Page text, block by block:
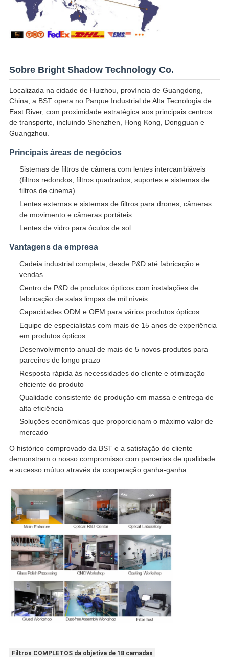
Sobre Bright Shadow Technology Co.
Localizada na cidade de Huizhou, província de Guangdong,
China, a BST opera no Parque Industrial de Alta Tecnologia de
East River, com proximidade estratégica aos principais centros
de transporte, incluindo Shenzhen, Hong Kong, Dongguan e
Guangzhou.
Principais áreas de negócios
Sistemas de filtros de câmera com lentes intercambiáveis ​​
(filtros redondos, filtros quadrados, suportes e sistemas de
filtros de cinema)
Lentes externas e sistemas de filtros para drones, câmeras
de movimento e câmeras portáteis
Lentes de vidro para óculos de sol
Vantagens da empresa
Cadeia industrial completa, desde P&D até fabricação e
vendas
Centro de P&D de produtos ópticos com instalações de
fabricação de salas limpas de mil níveis
Capacidades ODM e OEM para vários produtos ópticos
Equipe de especialistas com mais de 15 anos de experiência
em produtos ópticos
Desenvolvimento anual de mais de 5 novos produtos para
parceiros de longo prazo
Resposta rápida às necessidades do cliente e otimização
eficiente do produto
Qualidade consistente de produção em massa e entrega de
alta eficiência
Soluções econômicas que proporcionam o máximo valor de
mercado
O histórico comprovado da BST e a satisfação do cliente
demonstram o nosso compromisso com parcerias de qualidade
e sucesso mútuo através da cooperação ganha-ganha.
Filtros COMPLETOS da objetiva de 18 camadas